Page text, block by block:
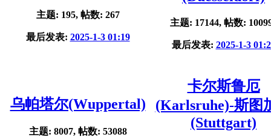
主题: 195, 帖数: 267
最后发表: 2025-1-3 01:19
主题: 17144, 帖数:
最后发表: 2025-1-3
乌帕塔尔(Wuppertal)
主题: 8007, 帖数: 53088
卡尔斯鲁厄
(Karlsruhe)-斯图
(Stuttgart)